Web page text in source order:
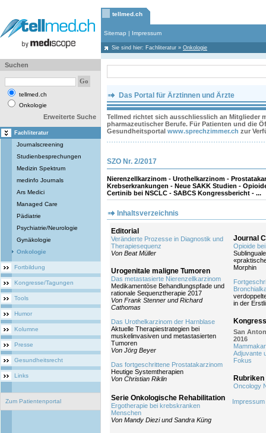
tellmed.ch
Sitemap | Impressum
Sie sind hier: Fachliteratur » Onkologie
Suchen
tellmed.ch
Onkologie
Erweiterte Suche
Fachliteratur
Journalscreening
Studienbesprechungen
Medizin Spektrum
medinfo Journals
Ars Medici
Managed Care
Pädiatrie
Psychiatrie/Neurologie
Gynäkologie
Onkologie
Fortbildung
Kongresse/Tagungen
Tools
Humor
Kolumne
Presse
Gesundheitsrecht
Links
Zum Patientenportal
Das Portal für Ärztinnen und Ärzte
Tellmed richtet sich ausschliesslich an Mitglieder
pharmazeutischer Berufe. Für Patienten und die
Gesundheitsportal www.sprechzimmer.ch zur
SZO Nr. 2/2017
Nierenzellkarzinom - Urothelkarzinom -
Krebserkrankungen - Neue SAKK Studien -
Certinib bei NSCLC - SABCS Kongressbericht - ...
Inhaltsverzeichnis
Editorial
Veränderte Prozesse in Diagnostik und
Therapiesequenz
Von Beat Müller
Urogenitale maligne Tumoren
Das metastasierte Nierenzellkarzinom
Medikamentöse Behandlungspfade und
rationale Sequenztherapie 2017
Von Frank Stenner und Richard
Cathomas
Das Urothelkarzinom der Harnblase
Aktuelle Therapiestrategien bei
muskelinvasiven und metastasierten
Tumoren
Von Jörg Beyer
Das fortgeschrittene Prostatakarzinom
Heutige Systemtherapien
Von Christian Riklin
Serie Onkologische Rehabilitation
Ergotherapie bei krebskranken
Menschen
Von Mandy Diezi und Sandra Küng
Journal
Opioide
Morphin
in der
San
2016
Adjuvante
Fokus
Rubriken
Oncology
Impressum